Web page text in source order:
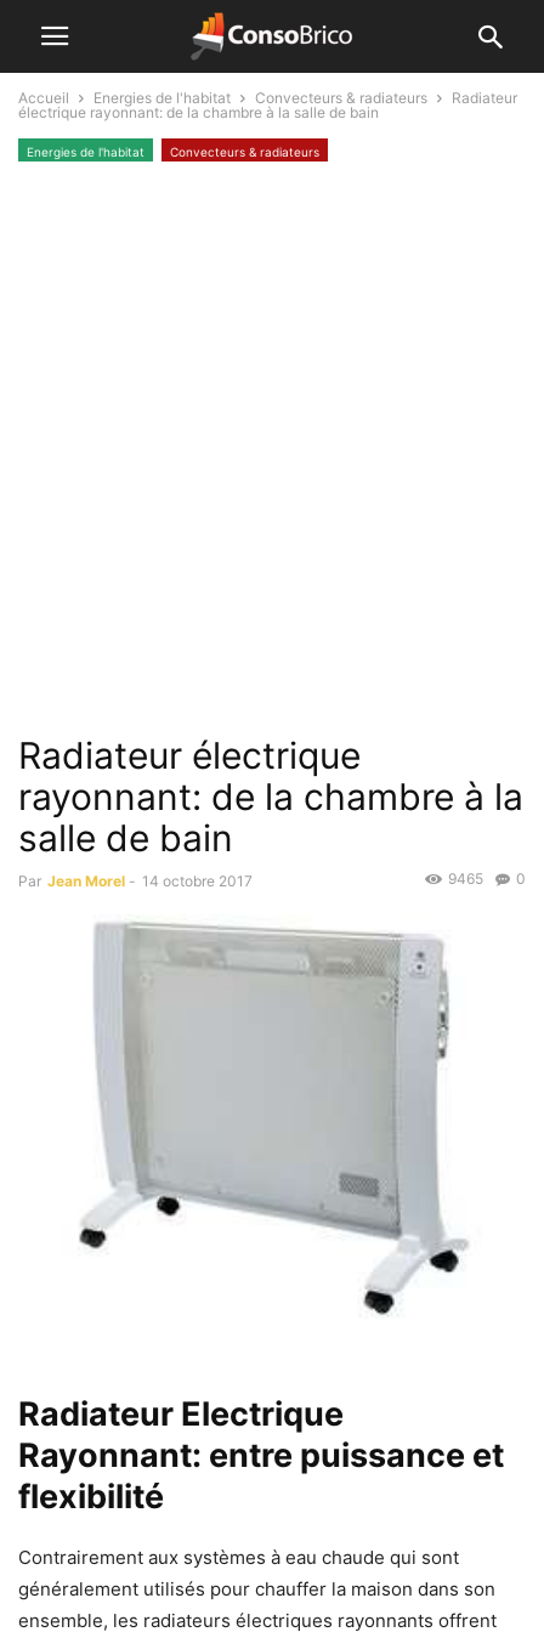
Accueil Energies de l'habitat Convecteurs & radiateurs
Radiateur
électrique rayonnant: de la chambre à la salle de bain
Energies de l'habitat Convecteurs & radiateurs
Radiateur électrique
rayonnant: de la chambre à la
salle de bain
Par Jean Morel - 14 octobre 2017 0
9465
Radiateur Electrique
Rayonnant: entre puissance et
flexibilité
Contrairement aux systèmes à eau chaude qui sont
généralement utilisés pour chauffer la maison dans son
ensemble, les radiateurs électriques rayonnants offrent